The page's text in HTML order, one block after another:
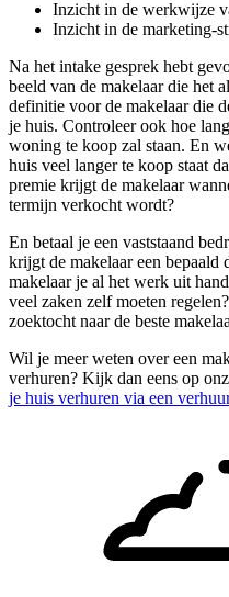
Inzicht in de werkwijze
Inzicht in de marketing-
Na het intake gesprek hebt
beeld van de makelaar die het
definitie voor de makelaar die
je huis. Controleer ook hoe
woning te koop zal staan. En
huis veel langer te koop staat
premie krijgt de makelaar
termijn verkocht wordt?
En betaal je een vaststaand
krijgt de makelaar een bepaald
makelaar je al het werk uit
veel zaken zelf moeten
zoektocht naar de beste
Wil je meer weten over een
verhuren? Kijk dan eens op
je huis verhuren via een